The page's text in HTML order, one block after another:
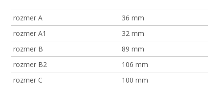
rozmer A
36 mm
rozmer A1
32 mm
rozmer B
89 mm
rozmer B2
106 mm
rozmer C
100 mm